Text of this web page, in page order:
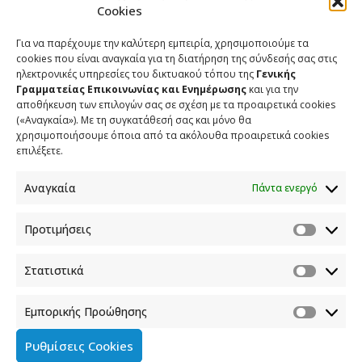
Cookies
Για να παρέχουμε την καλύτερη εμπειρία, χρησιμοποιούμε τα
cookies που είναι αναγκαία για τη διατήρηση της σύνδεσής σας στις
ηλεκτρονικές υπηρεσίες του δικτυακού τόπου της Γενικής
Γραμματείας Επικοινωνίας και Ενημέρωσης και για την
αποθήκευση των επιλογών σας σε σχέση με τα προαιρετικά cookies
(«Αναγκαία»). Με τη συγκατάθεσή σας και μόνο θα
χρησιμοποιήσουμε όποια από τα ακόλουθα προαιρετικά cookies
επιλέξετε.
Αναγκαία Πάντα ενεργό
Προτιμήσεις
Στατιστικά
Εμπορικής Προώθησης
Ρυθμίσεις Cookies
εργασιών συναρτάται με τον απαιτούμενο αριθμό
εργαζομένων (δημοσιογράφων και λοιπού
προσωπικού). Συνεπώς για την ανανέωση της
πιστοποίησης στο Μ.Η.Τ θα πρέπει η επιχείρηση
ηλεκτρονικού τύπου να πληροί την ως άνω
υποχρέωση σύμφωνα με τον κύκλο εργασιών του
Αν το Τμήμα Μητρώων και Διαφάνειας της Γ.Γ.Ε.Ε.
καταγγελίας είτε κατόπιν τυχαίου ελέγχου, σύμφωνα
5005/2022, ότι δεν πληρούνται οι απαραίτητες
προϋποθέσεις, το αίτημα ανανέωσης της εγγραφής